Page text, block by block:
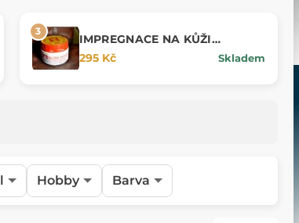
IMPREGNACE NA KŮŽI
EXTREME 200 g, pro extrémní
podmínky
295 Kč Skladem
Hobby Barva